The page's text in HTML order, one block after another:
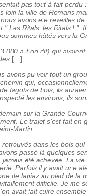
pas tout à fait
loin la ville de Romans
avons été réveillés
" Les Ritals, les Ritals !
sommes hâtés vers la
000 a-t-on dit) qui
[…].
avons pu voir tout un
qui,
fagots de bois, ils
les environs, ils
sur la Grande
Le trajet s’est fait
Martin.
dans les bois
passé là quelques
jamais été achevée. La
Parfois il y avait une
de lapiaz au pied de la
difficile. Je me
avait fait cuire